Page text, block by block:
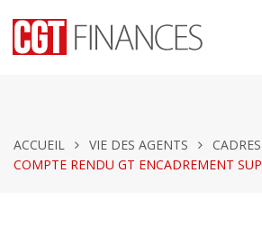
ACCUEIL VIE DES AGENTS
CADRES
COMPTE RENDU GT ENCADREMENT SUP